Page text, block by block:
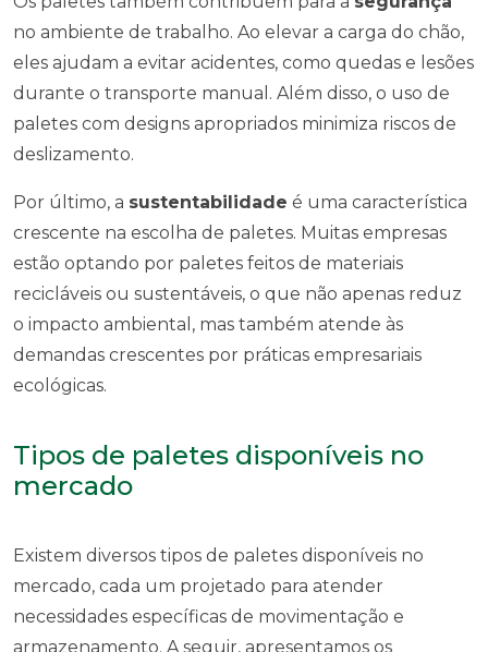
no ambiente de trabalho. Ao elevar a carga do chão,
eles ajudam a evitar acidentes, como quedas e lesões
durante o transporte manual. Além disso, o uso de
paletes com designs apropriados minimiza riscos de
deslizamento.
Por último, a sustentabilidade é uma característica
crescente na escolha de paletes. Muitas empresas
estão optando por paletes feitos de materiais
recicláveis ou sustentáveis, o que não apenas reduz
o impacto ambiental, mas também atende às
demandas crescentes por práticas empresariais
ecológicas.
Tipos de paletes disponíveis no
mercado
Existem diversos tipos de paletes disponíveis no
mercado, cada um projetado para atender
necessidades específicas de movimentação e
armazenamento. A seguir, apresentamos os